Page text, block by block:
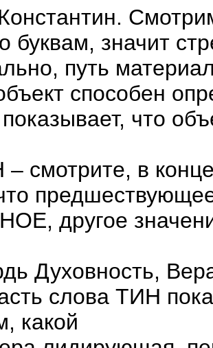
буквам, значит
путь
способен
что
смотрите, в
другое
Духовность,
слова ТИН
какой